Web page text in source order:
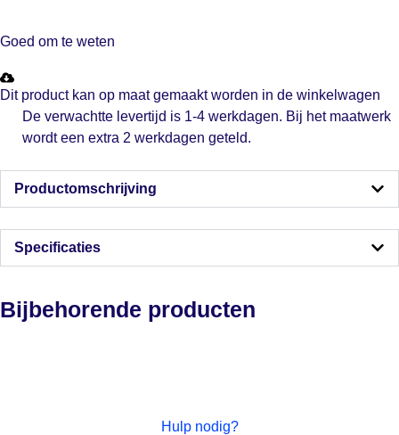
Goed om te weten
Dit product kan op maat gemaakt worden in de winkelwagen
De verwachtte levertijd is 1-4 werkdagen. Bij het maatwerk
wordt een extra 2 werkdagen geteld.
Productomschrijving
Specificaties
Bijbehorende producten
Hulp nodig?